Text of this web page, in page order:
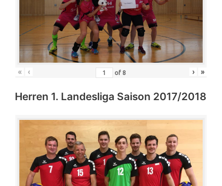
« ‹ of 8 › »
Herren 1. Landesliga Saison 2017/2018